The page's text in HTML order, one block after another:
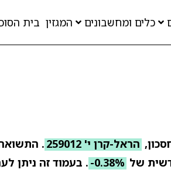
כלים ומחשבונים המגזין בית
הראל-קרן י' 259012
של -0.38% . בעמוד זה ניתן